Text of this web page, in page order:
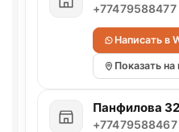
+77479588477
Написать в
Показать
Панфилова 32
+77479588467